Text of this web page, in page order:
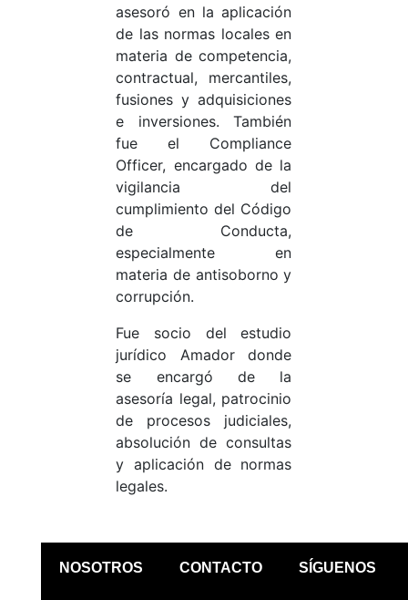
asesoró en la aplicación
de las normas locales en
materia de competencia,
contractual, mercantiles,
fusiones y adquisiciones
e inversiones. También
fue el Compliance
Officer, encargado de la
vigilancia del
cumplimiento del Código
de Conducta,
especialmente en
materia de antisoborno y
corrupción.
Fue socio del estudio
jurídico Amador donde
se encargó de la
asesoría legal, patrocinio
de procesos judiciales,
absolución de consultas
y aplicación de normas
legales.
NOSOTROS CONTACTO SÍGUENOS